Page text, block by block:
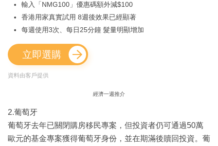
輸入「NMG100」優惠碼額外減$100
香港用家真實試用 8週後效果已經顯著
每週使用3次、每日25分鐘 髮量明顯增加
立即選購
資料由客戶提供
經濟一週推介
2.葡萄牙
葡萄牙去年已關閉購房移民專案，但投資者仍可通過50萬
歐元的基金專案獲得葡萄牙身份，並在期滿後贖回投資。葡